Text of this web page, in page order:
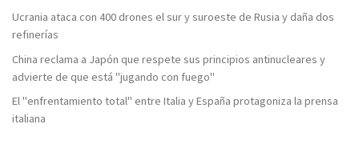
Ucrania ataca con 400 drones el sur y suroeste de Rusia y daña dos
refinerías
China reclama a Japón que respete sus principios antinucleares y
advierte de que está "jugando con fuego"
El "enfrentamiento total" entre Italia y España protagoniza la prensa
italiana